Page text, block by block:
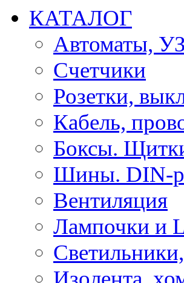
КАТАЛОГ
Автоматы,
Счетчики
Розетки,
Кабель,
Боксы.
Шины. DIN-
Вентиляция
Лампочки и